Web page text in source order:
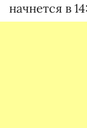
начнется в